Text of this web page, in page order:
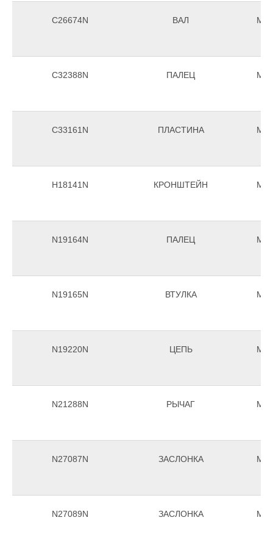
C26674N ВАЛ
C32388N ПАЛЕЦ
C33161N ПЛАСТИНА
H18141N КРОНШТЕЙН
N19164N ПАЛЕЦ
N19165N ВТУЛКА
N19220N ЦЕПЬ
N21288N РЫЧАГ
N27087N ЗАСЛОНКА
N27089N ЗАСЛОНКА